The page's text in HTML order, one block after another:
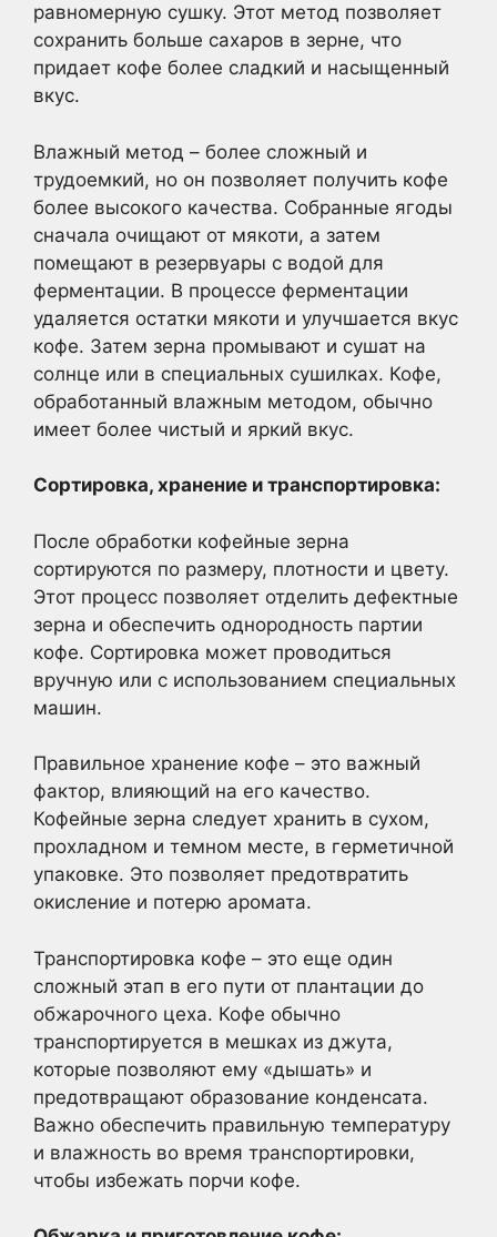
равномерную сушку. Этот метод позволяет
сохранить больше сахаров в зерне, что
придает кофе более сладкий и насыщенный
вкус.
Влажный метод – более сложный и
трудоемкий, но он позволяет получить кофе
более высокого качества. Собранные ягоды
сначала очищают от мякоти, а затем
помещают в резервуары с водой для
ферментации. В процессе ферментации
удаляется остатки мякоти и улучшается вкус
кофе. Затем зерна промывают и сушат на
солнце или в специальных сушилках. Кофе,
обработанный влажным методом, обычно
имеет более чистый и яркий вкус.
Сортировка, хранение и транспортировка:
После обработки кофейные зерна
сортируются по размеру, плотности и цвету.
Этот процесс позволяет отделить дефектные
зерна и обеспечить однородность партии
кофе. Сортировка может проводиться
вручную или с использованием специальных
машин.
Правильное хранение кофе – это важный
фактор, влияющий на его качество.
Кофейные зерна следует хранить в сухом,
прохладном и темном месте, в герметичной
упаковке. Это позволяет предотвратить
окисление и потерю аромата.
Транспортировка кофе – это еще один
сложный этап в его пути от плантации до
обжарочного цеха. Кофе обычно
транспортируется в мешках из джута,
которые позволяют ему «дышать» и
предотвращают образование конденсата.
Важно обеспечить правильную температуру
и влажность во время транспортировки,
чтобы избежать порчи кофе.